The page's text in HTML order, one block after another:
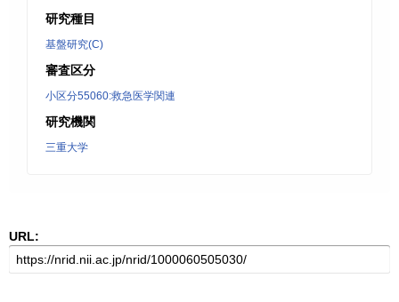
研究種目
基盤研究(C)
審査区分
小区分55060:救急医学関連
研究機関
三重大学
URL: